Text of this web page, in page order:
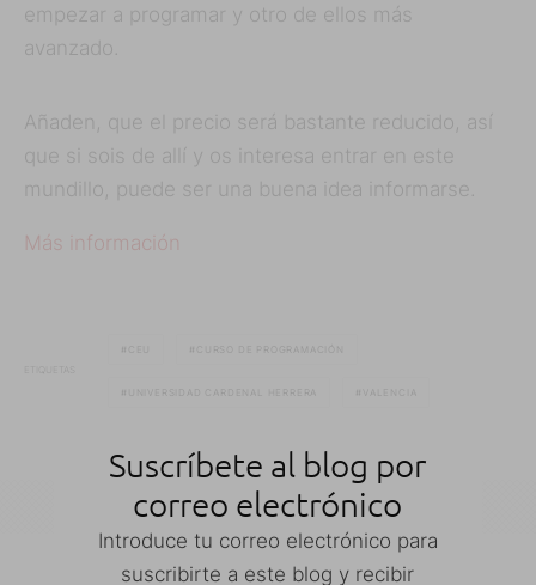
empezar a programar y otro de ellos más
avanzado.
Añaden, que el precio será bastante reducido, así
que si sois de allí y os interesa entrar en este
mundillo, puede ser una buena idea informarse.
Más información
ETIQUETAS
CURSO DE PROGRAMACIÓN
UNIVERSIDAD CARDENAL HERRERA
Suscríbete al blog por
correo electrónico
Introduce tu correo electrónico para
suscribirte a este blog y recibir